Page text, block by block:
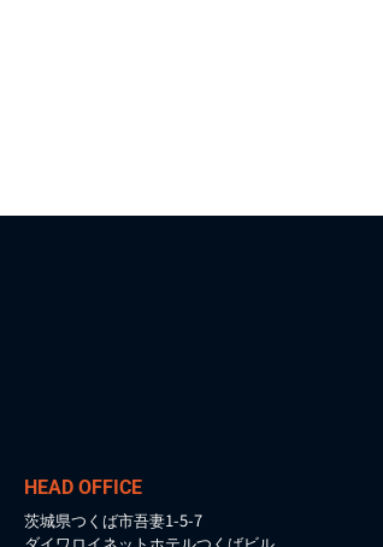
HEAD OFFICE
茨城県つくば市吾妻1-5-7